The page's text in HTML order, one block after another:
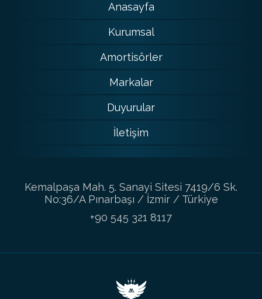
Anasayfa
Kurumsal
Amortisörler
Markalar
Duyurular
İletişim
Kemalpaşa Mah. 5. Sanayi Sitesi 7419/6 Sk.
No:36/A Pınarbaşı / İzmir / Türkiye
+90 545 321 8117